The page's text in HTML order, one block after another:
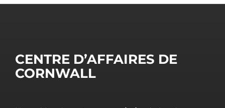
CENTRE D’AFFAIRES DE
CORNWALL